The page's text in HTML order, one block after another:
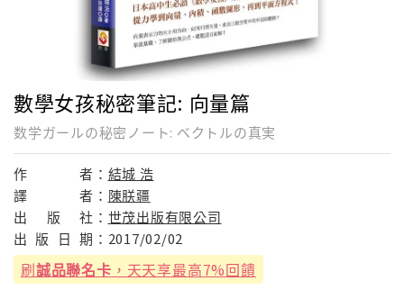
數學女孩秘密筆記: 向量篇
数学ガールの秘密ノート: ベクトルの真実
作 者： 結城 浩
譯
者： 陳朕疆
出
版 社： 世茂出版有限公司
出 版 日 期： 2017/02/02
刷誠品聯名卡 ，天天享最高7%回饋